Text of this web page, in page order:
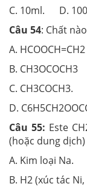
C. 10ml. D.
Câu 54: Chất
A. HCOOCH=CH2
B. CH3OCOCH3
C. CH3COCH3.
D.
Câu 55: Este
(hoặc dung
A. Kim loại Na.
B. H2 (xúc tác